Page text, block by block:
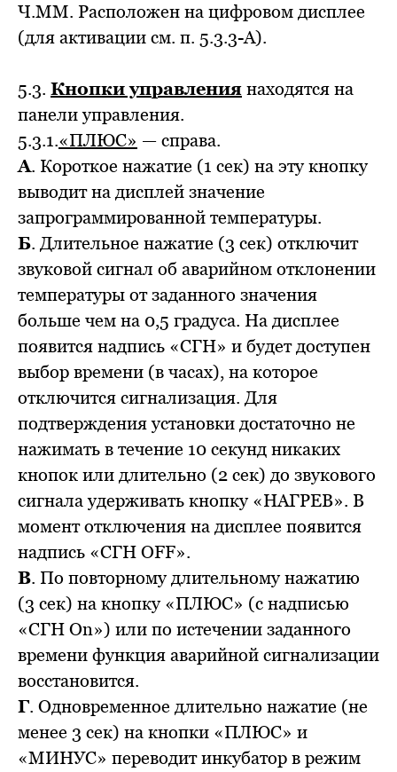
Ч.ММ. Расположен на цифровом дисплее
(для активации см. п. 5.3.3-А).
5.3. Кнопки управления находятся на
панели управления.
5.3.1.«ПЛЮС» — справа.
А. Короткое нажатие (1 сек) на эту кнопку
выводит на дисплей значение
запрограммированной температуры.
Б. Длительное нажатие (3 сек) отключит
звуковой сигнал об аварийном отклонении
температуры от заданного значения
больше чем на 0,5 градуса. На дисплее
появится надпись «СГН» и будет доступен
выбор времени (в часах), на которое
отключится сигнализация. Для
подтверждения установки достаточно не
нажимать в течение 10 секунд никаких
кнопок или длительно (2 сек) до звукового
сигнала удерживать кнопку «НАГРЕВ». В
момент отключения на дисплее появится
надпись «СГН OFF».
В. По повторному длительному нажатию
(3 сек) на кнопку «ПЛЮС» (с надписью
«СГН On») или по истечении заданного
времени функция аварийной сигнализации
восстановится.
Г. Одновременное длительно нажатие (не
менее 3 сек) на кнопки «ПЛЮС» и
«МИНУС» переводит инкубатор в режим